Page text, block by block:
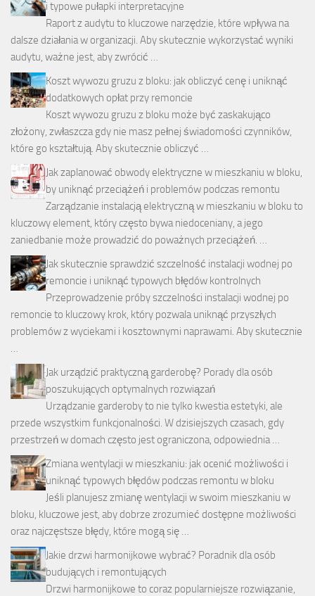
i typowe pułapki interpretacyjne
Raport z audytu to kluczowe narzędzie, które wpływa na
dalsze działania w organizacji. Aby skutecznie wykorzystać wyniki
audytu, ważne jest, aby zwrócić …
Koszt wywozu gruzu z bloku: jak obliczyć cenę i uniknąć
dodatkowych opłat przy remoncie
Koszt wywozu gruzu z bloku może być zaskakująco
złożony, zwłaszcza gdy nie masz pełnej świadomości czynników,
które go kształtują. Aby skutecznie obliczyć …
Jak zaplanować obwody elektryczne w mieszkaniu w bloku,
by uniknąć przeciążeń i problemów podczas remontu
Zarządzanie instalacją elektryczną w mieszkaniu w bloku to
kluczowy element, który często bywa niedoceniany, a jego
zaniedbanie może prowadzić do poważnych przeciążeń. …
Jak skutecznie sprawdzić szczelność instalacji wodnej po
remoncie i uniknąć typowych błędów kontrolnych
Przeprowadzenie próby szczelności instalacji wodnej po
remoncie to kluczowy krok, który pozwala uniknąć przyszłych
problemów z wyciekami i kosztownymi naprawami. Aby skutecznie
…
Jak urządzić praktyczną garderobę? Porady dla osób
poszukujących optymalnych rozwiązań
Urządzanie garderoby to nie tylko kwestia estetyki, ale
przede wszystkim funkcjonalności. W dzisiejszych czasach, gdy
przestrzeń w domach często jest ograniczona, odpowiednia …
Zmiana wentylacji w mieszkaniu: jak ocenić możliwości i
uniknąć typowych błędów podczas remontu w bloku
Jeśli planujesz zmianę wentylacji w swoim mieszkaniu w
bloku, kluczowe jest, aby dobrze zrozumieć dostępne możliwości
oraz najczęstsze błędy, które mogą się …
Jakie drzwi harmonijkowe wybrać? Poradnik dla osób
budujących i remontujących
Drzwi harmonijkowe to coraz popularniejsze rozwiązanie,